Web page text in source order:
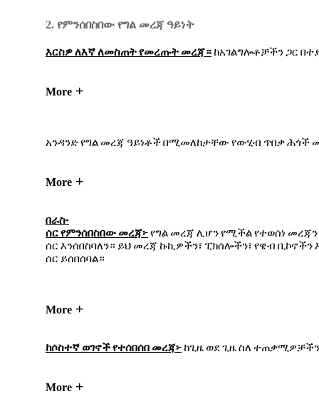
2. የምንሰበስበው የግል መረጃ ዓይነት
እርስዎለእኛለመስጠትየመረጡት መረጃ። ከአገልግሎቶቻችን ጋር
More
አንዳንድየግል መረጃ ዓይነቶችበሚመለከታቸው የውሂብ ጥበቃሕጎች
More
በራስ-
ሰርየምንሰበስበው መረጃ፦የግል መረጃ ሊሆንየሚችልየተወሰነ መረጃን
ሰር እንሰበስባለን። ይህ መረጃ ኩኪዎችን፣ ፒክሰሎችን፣ የዌብ ቢኮኖችን
ሰር ይሰበሰባል።
More
ከሶስተኛ ወገኖችየተሰበሰበ መረጃ፦ ከጊዜ ወደ ጊዜስለ ተጠቃሚዎቻችን
More